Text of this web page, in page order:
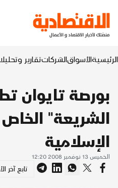
الرئيسيةالأسواقالشركاتتقارير
بورصة تايوان
الشريعة"
الإسلامية
الخميس 13 نوفمبر 2008 12:20
تابع آخر